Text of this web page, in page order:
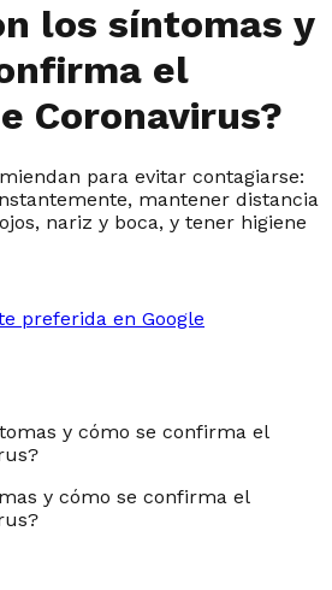
los síntomas y
el
Coronavirus?
para evitar contagiarse:
mantener distancia
nariz y boca, y tener higiene
preferida en Google
y cómo se confirma el